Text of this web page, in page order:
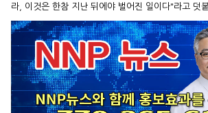
라, 이것은 한참 지난 뒤에야 벌어진 일이다"라고 덧